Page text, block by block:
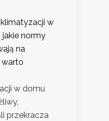
klimatyzacji w
jakie normy
na
warto
w domu
przekracza